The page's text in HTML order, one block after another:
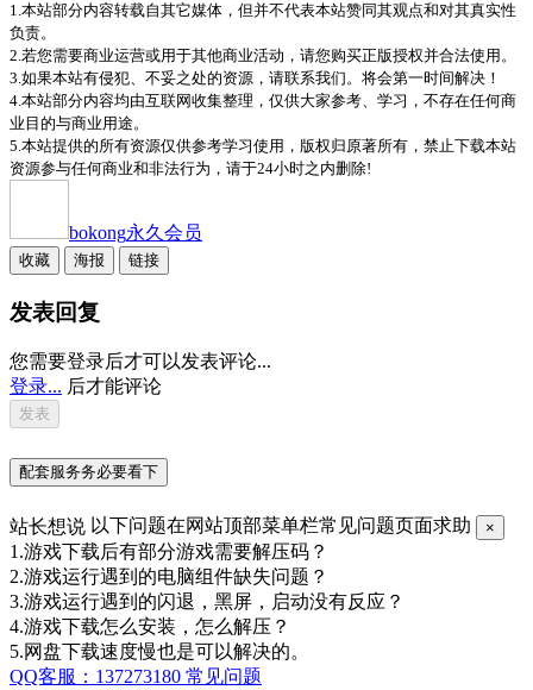
1.本站部分内容转载自其它媒体，但并不代表本站赞同其观点和对其真实性
负责。
2.若您需要商业运营或用于其他商业活动，请您购买正版授权并合法使用。
3.如果本站有侵犯、不妥之处的资源，请联系我们。将会第一时间解决！
4.本站部分内容均由互联网收集整理，仅供大家参考、学习，不存在任何商
业目的与商业用途。
5.本站提供的所有资源仅供参考学习使用，版权归原著所有，禁止下载本站
资源参与任何商业和非法行为，请于24小时之内删除!
bokong永久会员
收藏 海报 链接
发表回复
您需要登录后才可以发表评论...
登录... 后才能评论
配套服务务必要看下
站长想说 以下问题在网站顶部菜单栏常见问题页面求助 ×
1.游戏下载后有部分游戏需要解压码？
2.游戏运行遇到的电脑组件缺失问题？
3.游戏运行遇到的闪退，黑屏，启动没有反应？
4.游戏下载怎么安装，怎么解压？
5.网盘下载速度慢也是可以解决的。
QQ客服：137273180 常见问题